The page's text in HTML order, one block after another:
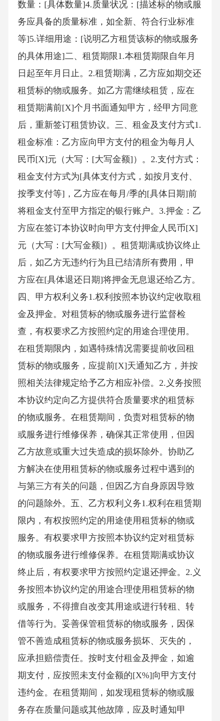
数量：[具体数量]4.质量状况：[描述标的物或服
务应具备的质量标准，如全新、符合行业标准
等]5.详细用途：[说明乙方租赁该标的物或服务
的具体用途]二、租赁期限1.本租赁期限自年月
日起至年月日止。2.租赁期满，乙方应如期交还
租赁标的物或服务。如乙方需继续租赁，应在
租赁期满前[X]个月书面通知甲方，经甲方同意
后，重新签订租赁协议。三、租金及支付方式1.
租金标准：乙方应向甲方支付的租金为每月人
民币[X]元（大写：[大写金额]）。2.支付方式：
租金支付方式为[具体支付方式，如按月支付、
按季支付等]，乙方应在每月/季的[具体日期]前
将租金支付至甲方指定的银行账户。3.押金：乙
方应在签订本协议时向甲方支付押金人民币[X]
元（大写：[大写金额]）。租赁期满或协议终止
后，如乙方无违约行为且已结清所有费用，甲
方应在[具体退还日期]将押金无息退还给乙方。
四、甲方权利义务1.权利按照本协议约定收取租
金及押金。对租赁标的物或服务进行监督检
查，有权要求乙方按照约定的用途合理使用。
在租赁期限内，如遇特殊情况需要提前收回租
赁标的物或服务，应提前[X]天通知乙方，并按
照相关法律规定给予乙方相应补偿。2.义务按照
本协议约定向乙方提供符合质量要求的租赁标
的物或服务。在租赁期间，负责对租赁标的物
或服务进行维修保养，确保其正常使用，但因
乙方故意或重大过失造成的损坏除外。协助乙
方解决在使用租赁标的物或服务过程中遇到的
与第三方有关的问题，但因乙方自身原因导致
的问题除外。五、乙方权利义务1.权利在租赁期
限内，有权按照约定的用途使用租赁标的物或
服务。有权要求甲方按照本协议约定对租赁标
的物或服务进行维修保养。在租赁期满或协议
终止后，有权要求甲方按照约定退还押金。2.义
务按照本协议约定的用途合理使用租赁标的物
或服务，不得擅自改变其用途或进行转租、转
借等行为。妥善保管租赁标的物或服务，因保
管不善造成租赁标的物或服务损坏、灭失的，
应承担赔偿责任。按时支付租金及押金，如逾
期支付，应按照未支付金额的[X%]向甲方支付
违约金。在租赁期间，如发现租赁标的物或服
务存在质量问题或其他故障，应及时通知甲